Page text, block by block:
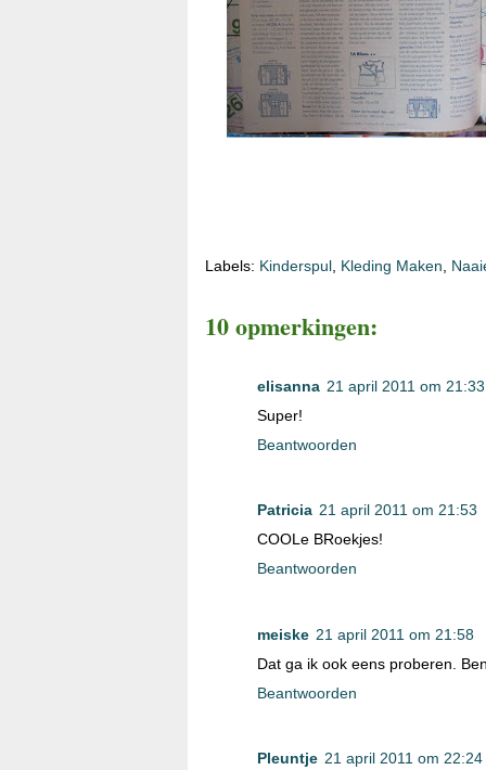
Labels: Kinderspul Kleding Maken
10 opmerkingen:
elisanna 21 april 2011 om 21:33
Super!
Beantwoorden
Patricia 21 april 2011 om 21:53
COOLe BRoekjes!
Beantwoorden
meiske 21 april 2011 om 21:58
Dat ga ik ook eens proberen.
Beantwoorden
Pleuntje 21 april 2011 om 22:24